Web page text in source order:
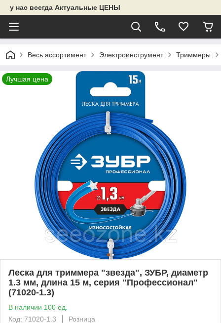
у нас всегда Актуальные ЦЕНЫ
Весь ассортимент Электроинструмент Триммеры
Лучшая цена
Леска для триммера "звезда", ЗУБР, диаметр
1.3 мм, длина 15 м, серия "Профессионал"
(71020-1.3)
В наличии 100 ед.
Код: 71020-1.3
Розница